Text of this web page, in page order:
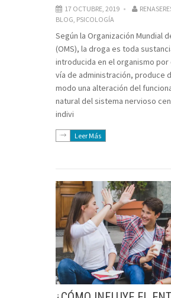
17 OCTUBRE, 2019
BLOG, PSICOLOGÍA
Según la Organización Mundial
(OMS), la droga es toda
introducida en el organismo por
vía de administración, produce
modo una alteración del
natural del sistema nervioso
indivi
Leer Más